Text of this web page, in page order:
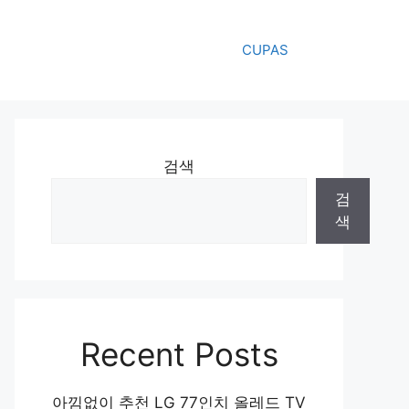
CUPAS
검색
검
색
Recent Posts
아낌없이 추천 LG 77인치 올레드 TV